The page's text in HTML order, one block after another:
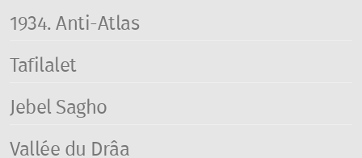
1934. Anti-Atlas
Tafilalet
Jebel Sagho
Vallée du Drâa